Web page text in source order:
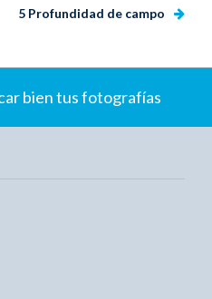
5 Profundidad de campo
bien tus fotografías